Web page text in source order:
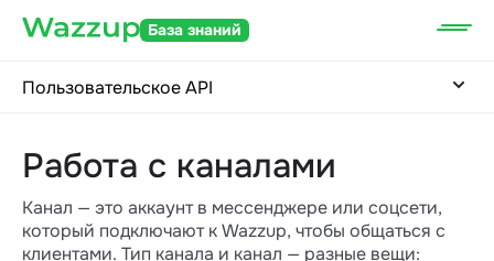
База знаний
Пользовательское API
Работа с каналами
Канал — это аккаунт в мессенджере или соцсети,
который подключают к Wazzup, чтобы общаться с
клиентами. Тип канала и канал — разные вещи: